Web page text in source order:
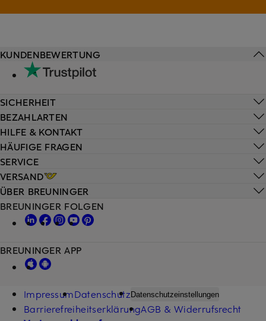
HILFE & KONTAKT
HÄUFIGE FRAGEN
SERVICE
VERSAND
KUNDENBEWERTUNG
SICHERHEIT
BEZAHLARTEN
ÜBER BREUNINGER
BREUNINGER FOLGEN
BREUNINGER APP
ImpressumDatenschutzDatenschutzeinstellungen
BarrierefreiheitserklärungAGB & Widerrufsrecht